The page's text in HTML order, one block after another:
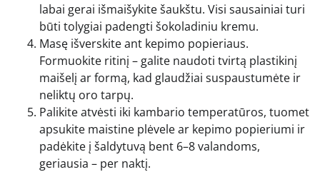
labai gerai išmaišykite šaukštu. Visi sausainiai turi
būti tolygiai padengti šokoladiniu kremu.
Masę išverskite ant kepimo popieriaus.
Formuokite ritinį – galite naudoti tvirtą plastikinį
maišelį ar formą, kad glaudžiai suspaustumėte ir
neliktų oro tarpų.
Palikite atvėsti iki kambario temperatūros, tuomet
apsukite maistine plėvele ar kepimo popieriumi ir
padėkite į šaldytuvą bent 6–8 valandoms,
geriausia – per naktį.